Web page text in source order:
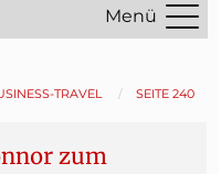
Menü
TRAVEL SEITE 240
zum